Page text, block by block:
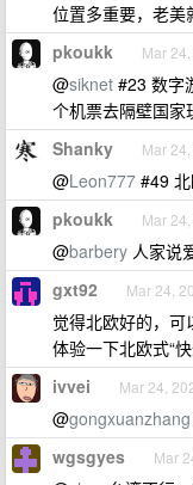
位置多重要，老美
pkoukk Mar
@siknet #23 数字
个机票去隔壁国家
Shanky Mar
@Leon777 #49
pkoukk Mar
@barbery 人家说
gxt92 Mar 24,
觉得北欧好的，可
体验一下北欧式“
ivvei Mar 24,
@gongxuanzhang
wgsgyes Mar